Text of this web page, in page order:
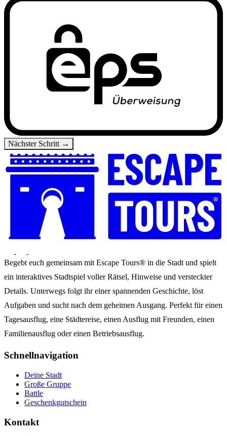
Nächster Schritt →
Begebt euch gemeinsam mit Escape Tours® in die Stadt und spielt
ein interaktives Stadtspiel voller Rätsel, Hinweise und versteckter
Details. Unterwegs folgt ihr einer spannenden Geschichte, löst
Aufgaben und sucht nach dem geheimen Ausgang. Perfekt für einen
Tagesausflug, eine Städtereise, einen Ausflug mit Freunden, einen
Familienausflug oder einen Betriebsausflug.
Schnellnavigation
Deine Stadt
Große Gruppe
Battle
Geschenkgutschein
Kontakt